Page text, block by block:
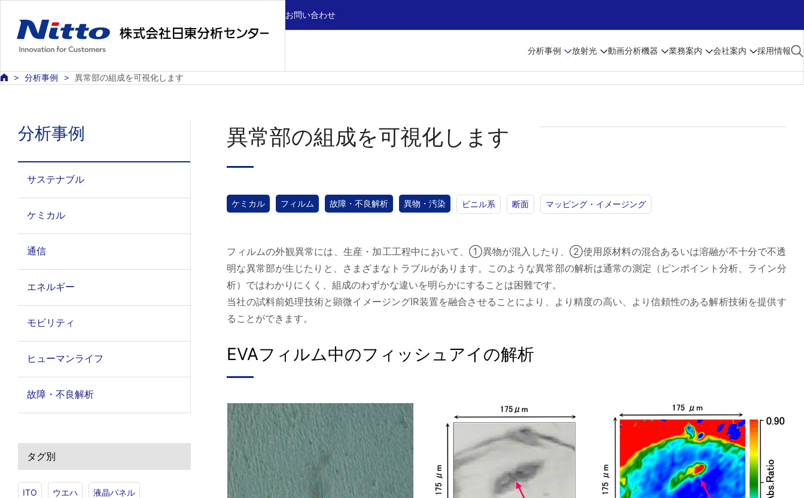
お問い合わせ
分析事例 放射光 動画分析機器 業務案内 会社案内 採用情報
分析事例 異常部の組成を可視化します
異常部の組成を可視化します
ケミカル フィルム 故障・不良解析 異物・汚染 ビニル系 断面 マッピング・イメージング
フィルムの外観異常には、生産・加工工程中において、①異物が混入したり、②使用原材料の混合あるいは溶融が不十分で不透
明な異常部が生じたりと、さまざまなトラブルがあります。このような異常部の解析は通常の測定（ピンポイント分析、ライン分
析）ではわかりにくく、組成のわずかな違いを明らかにすることは困難です。
当社の試料前処理技術と顕微イメージングIR装置を融合させることにより、より精度の高い、より信頼性のある解析技術を提供す
ることができます。
EVAフィルム中のフィッシュアイの解析
分析事例
サステナブル
ケミカル
通信
エネルギー
モビリティ
ヒューマンライフ
故障・不良解析
タグ別
ITO ウエハ 液晶パネル